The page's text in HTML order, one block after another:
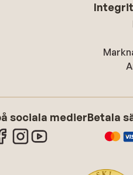
sociala medierBetala